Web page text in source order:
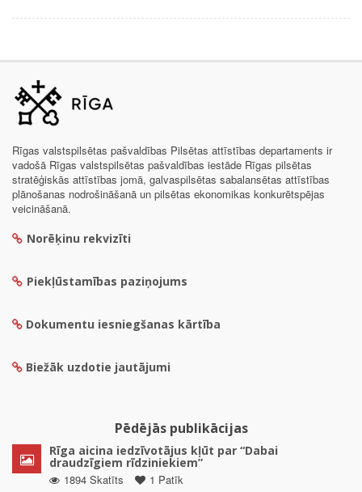
Rīgas valstspilsētas pašvaldības Pilsētas attīstības departaments ir
vadošā Rīgas valstspilsētas pašvaldības iestāde Rīgas pilsētas
stratēģiskās attīstības jomā, galvaspilsētas sabalansētas attīstības
plānošanas nodrošināšanā un pilsētas ekonomikas konkurētspējas
veicināšanā.
Norēķinu rekvizīti
Piekļūstamības paziņojums
Dokumentu iesniegšanas kārtība
Biežāk uzdotie jautājumi
Pēdējās publikācijas
Rīga aicina iedzīvotājus kļūt par “Dabai
draudzīgiem rīdziniekiem”
1894 Skatīts
1 Patīk